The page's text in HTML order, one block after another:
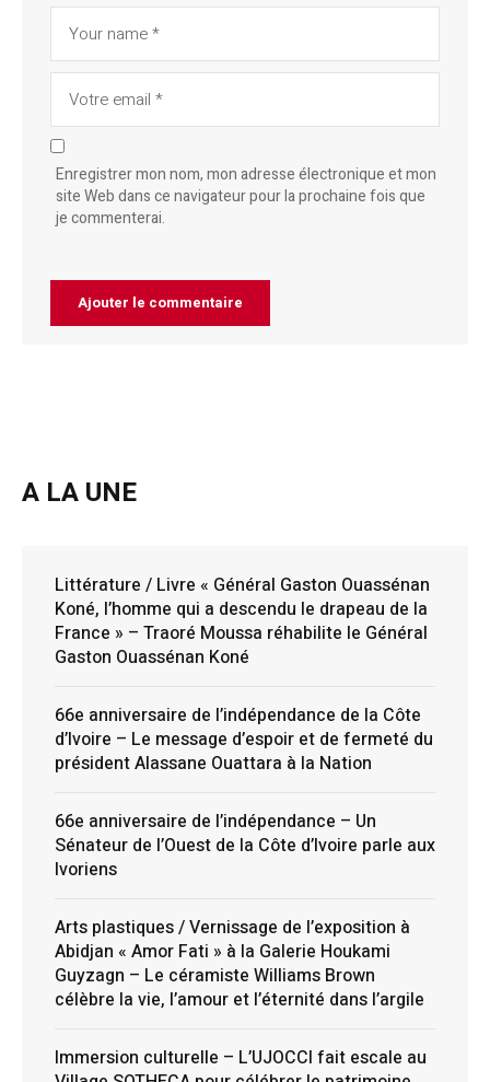
Enregistrer mon nom, mon adresse électronique et mon
site Web dans ce navigateur pour la prochaine fois que
je commenterai.
A LA UNE
Littérature / Livre « Général Gaston Ouassénan
Koné, l’homme qui a descendu le drapeau de la
France » – Traoré Moussa réhabilite le Général
Gaston Ouassénan Koné
66e anniversaire de l’indépendance de la Côte
d’Ivoire – Le message d’espoir et de fermeté du
président Alassane Ouattara à la Nation
66e anniversaire de l’indépendance – Un
Sénateur de l’Ouest de la Côte d’Ivoire parle aux
Ivoriens
Arts plastiques / Vernissage de l’exposition à
Abidjan « Amor Fati » à la Galerie Houkami
Guyzagn – Le céramiste Williams Brown
célèbre la vie, l’amour et l’éternité dans l’argile
Immersion culturelle – L’UJOCCI fait escale au